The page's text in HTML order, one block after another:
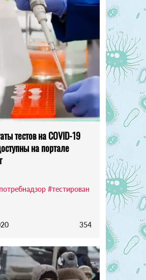
тестов на COVID-19
на портале
#тестирован
354